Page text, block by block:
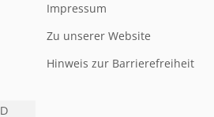
Impressum
Zu unserer Website
Hinweis zur Barrierefreiheit